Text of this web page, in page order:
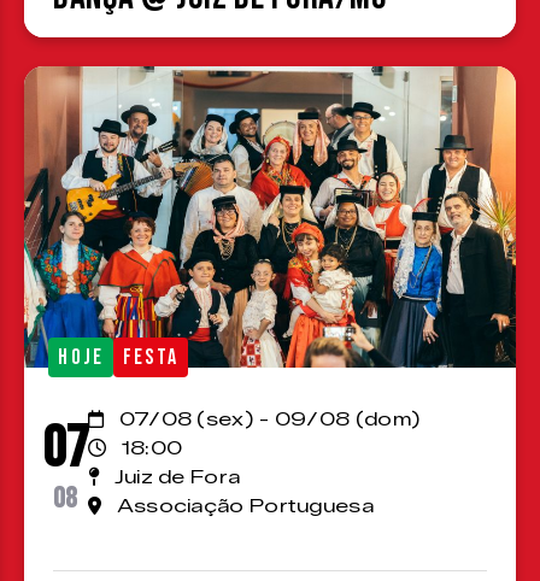
HOJE FESTA
07
08
07/08 (sex) - 09/08 (dom)
18:00
Juiz de Fora
Associação Portuguesa